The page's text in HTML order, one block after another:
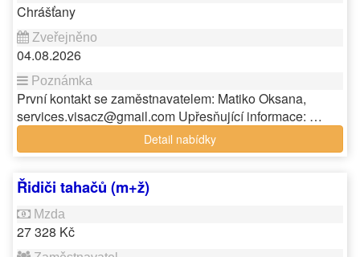
Chrášťany
04.08.2026
První kontakt se zaměstnavatelem: Matiko Oksana,
services.visacz@gmail.com Upřesňující informace: …
Detail nabídky
Řidiči tahačů (m+ž)
27 328 Kč